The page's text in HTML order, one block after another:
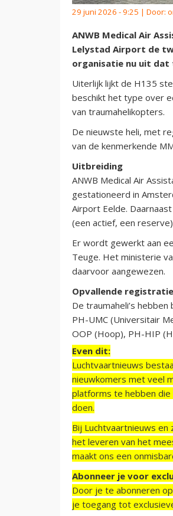
29 juni 2026 - 9:25 | Door:
ANWB Medical Air
Lelystad Airport de
organisatie nu uit
Uiterlijk lijkt de H135
beschikt het type over
van traumahelikopters.
De nieuwste heli, met
van de kenmerkende
Uitbreiding
ANWB Medical Air
gestationeerd in
Airport Eelde.
(een actief, een
Er wordt gewerkt aan
Teuge. Het ministerie
daarvoor aangewezen.
Opvallende
De traumaheli’s
PH-UMC (Universitair
OOP (Hoop), PH-HIP
Even dit:
Luchtvaartnieuws
nieuwkomers met veel
platforms te hebben die
doen.
Bij Luchtvaartnieuws
het leveren van het
maakt ons een
Abonneer je voor
Door je te abonneren
je toegang tot